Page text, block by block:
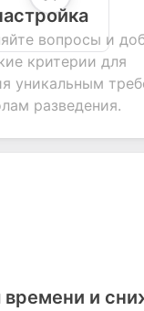
вопросы и
критерии для
уникальным
разведения.
времени и